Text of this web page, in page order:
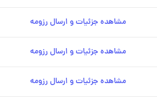
مشاهده جزئیات و ارسال رزومه
مشاهده جزئیات و ارسال رزومه
مشاهده جزئیات و ارسال رزومه